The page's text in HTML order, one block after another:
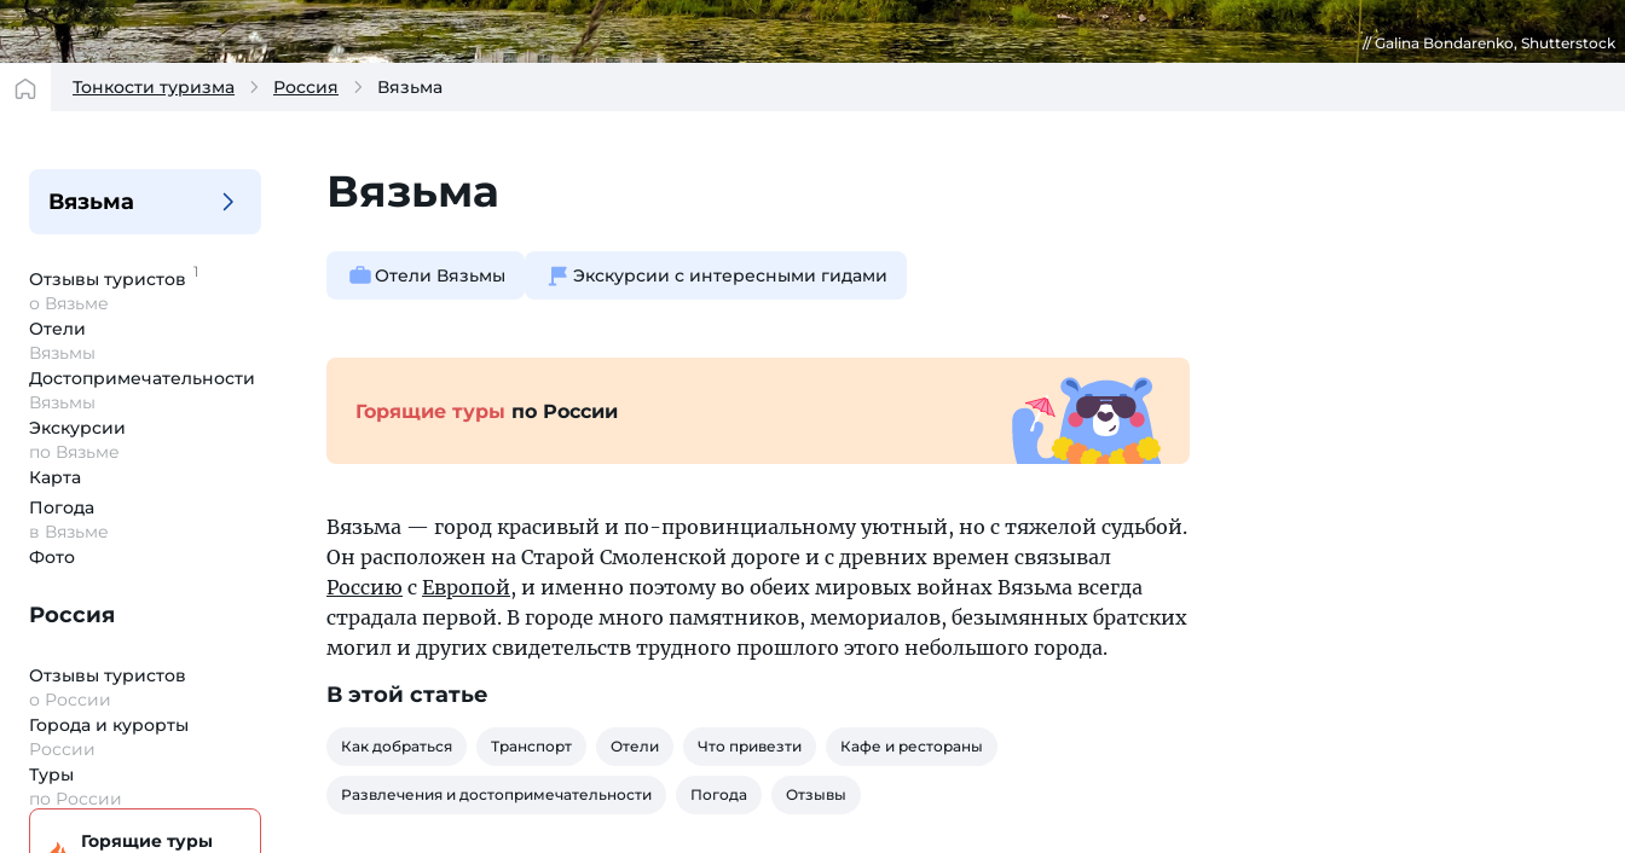
Galina Bondarenko, Shutterstock
Тонкости туризма Россия Вязьма
Вязьма
Отзывы туристов 1
о Вязьме
Отели
Вязьмы
Достопримеча­тельности
Вязьмы
Экскурсии
по Вязьме
Карта
Погода
в Вязьме
Фото
Россия
Отзывы туристов
о России
Города и курорты
России
Туры
по России
Горящие туры
Вязьма
Отели Вязьмы Экскурсии с интересными гидами
Горящие туры по России
Вязьма — город красивый и по-провинциальному уютный, но с тяжелой судьбой.
Он расположен на Старой Смоленской дороге и с древних времен связывал
Россию с Европой, и именно поэтому во обеих мировых войнах Вязьма всегда
страдала первой. В городе много памятников, мемориалов, безымянных братских
могил и других свидетельств трудного прошлого этого небольшого города.
В этой статье
Как добраться Транспорт Отели Что привезти Кафе и рестораны
Развлечения и достопримечательности Погода Отзывы